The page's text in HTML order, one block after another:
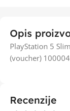
Opis
PlayStation 5
(voucher)
Recenzije